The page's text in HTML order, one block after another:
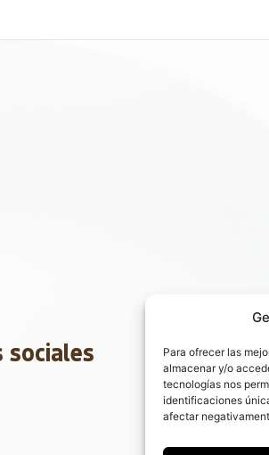
Para ofrecer las
almacenar y/o
tecnologías nos
identificaciones
afectar
sociales